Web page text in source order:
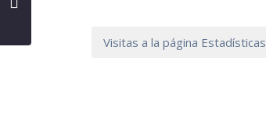
Visitas a la página Estadísticas